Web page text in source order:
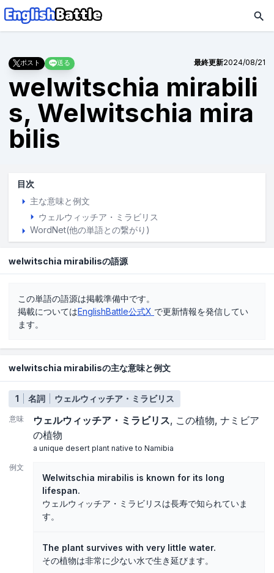
ポスト 送る 最終更新2024/08/21
welwitschia mirabili
s, Welwitschia mira
bilis
目次
主な意味と例文
ウェルウィッチア・ミラビリス
WordNet(他の単語との繋がり)
welwitschia mirabilisの語源
この単語の語源は掲載準備中です。
掲載についてはEnglishBattle公式X で更新情報を発信してい
ます。
welwitschia mirabilisの主な意味と例文
1 名詞 ウェルウィッチア・ミラビリス
意味 ウェルウィッチア・ミラビリス この植物 ナミビア
の植物
a unique desert plant native to Namibia
例文
Welwitschia mirabilis is known for its long
lifespan.
ウェルウィッチア・ミラビリスは長寿で知られていま
す。
The plant survives with very little water.
その植物は非常に少ない水で生き延びます。